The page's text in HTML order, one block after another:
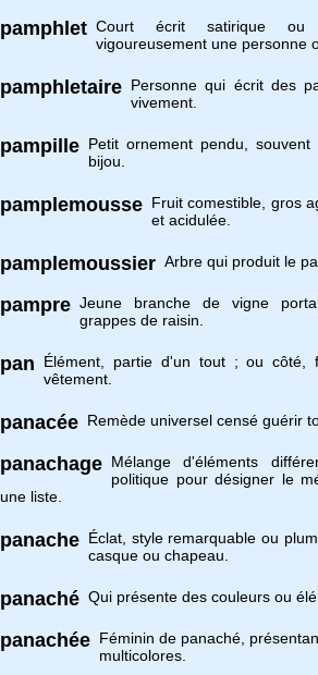
pamphlet Court écrit satirique ou
vigoureusement une personne
pamphletaire Personne qui écrit des
vivement.
pampille Petit ornement pendu,
bijou.
pamplemousse Fruit comestible, gros
et acidulée.
pamplemoussier Arbre qui produit le
pampre Jeune branche de vigne
grappes de raisin.
pan
Élément, partie d'un tout ; ou côté,
vêtement.
panacée Remède universel censé guérir
panachage Mélange d'éléments
politique pour désigner le
une liste.
panache Éclat, style remarquable ou
casque ou chapeau.
panaché Qui présente des couleurs ou
panachée Féminin de panaché,
multicolores.